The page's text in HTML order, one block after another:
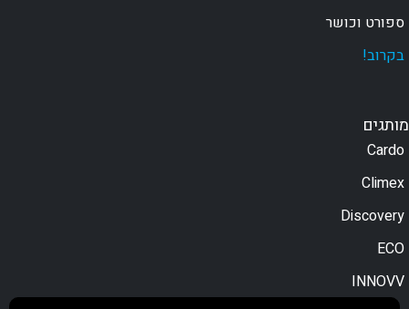
ספורט וכושר
בקרוב!
מותגים
Cardo
Climex
Discovery
ECO
INNOVV